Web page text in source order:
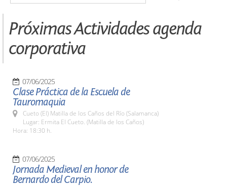
Próximas Actividades agenda
corporativa
07/06/2025
Clase Práctica de la Escuela de
Tauromaquia
Cueto (El) Matilla de los Caños del Río (Salamanca)
Lugar: Ermita El Cueto. (Matilla de los Caños)
Hora: 18:30 h.
07/06/2025
Jornada Medieval en honor de
Bernardo del Carpio.